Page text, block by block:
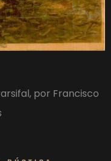
por Francisco